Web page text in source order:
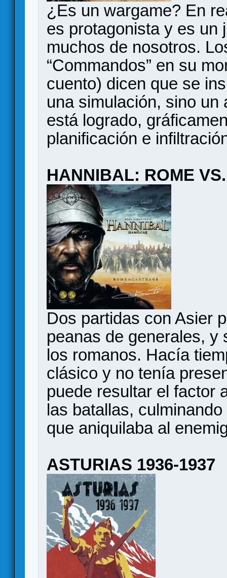
¿Es un wargame? En
es protagonista y es un
muchos de nosotros.
“Commandos” en su
cuento) dicen que se
una simulación, sino
está logrado,
planificación e
HANNIBAL: ROME
Dos partidas con Asier
peanas de generales,
los romanos. Hacía
clásico y no tenía
puede resultar el factor
las batallas,
que aniquilaba al
ASTURIAS 1936-1937